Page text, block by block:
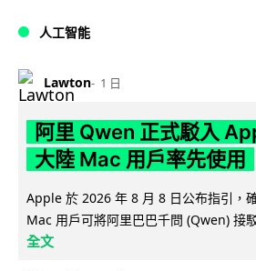
人工智能
Lawton 1 日
阿里 Qwen 正式駁入
大陸 Mac 用戶率先使用
Apple 於 2026 年 8 月 8 日公布指引，
Mac 用戶可將阿里巴巴千問 (Qwen) 接
全文